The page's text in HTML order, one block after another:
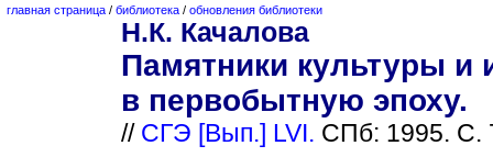
главная страница / библиотека / обновления библиотеки
Н.К. Качалова
Памятники культуры и
в первобытную эпоху.
// СГЭ [Вып.] LVI. СПб: 1995. С.